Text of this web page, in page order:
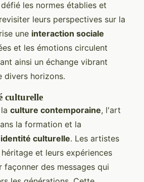
les normes établies et
leurs perspectives sur la
une interaction sociale
et les émotions circulent
ainsi un échange vibrant
divers horizons.
culturelle
culture contemporaine, l'art
la formation et la
identité culturelle. Les artistes
et leurs expériences
façonner des messages qui